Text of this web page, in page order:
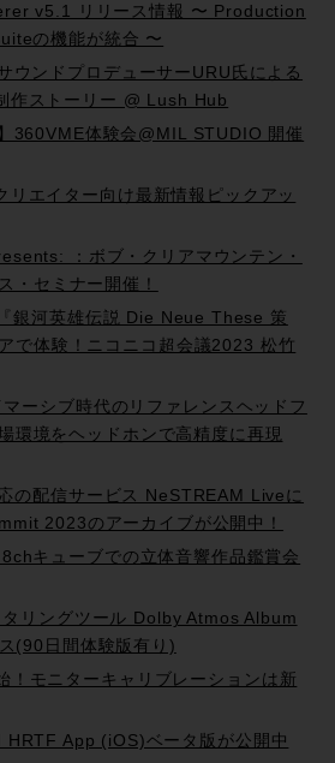
v5.1 リリース情報 〜 Production
の機能が統合 〜
ウンドプロデューサーURU氏による
作ストーリー @ Lush Hub
360VME体験会@MIL STUDIO 開催
エイター向け最新情報ピックアッ
：ボブ・クリアマウンテン・
・セミナー開催！
銀河英雄伝説 Die Neue These 策
で体験！ニコニコ超会議2023 松竹
ーシブ時代のリファレンスヘッドフ
環境をヘッドホンで高精度に再現
の配信サービス NeSTREAM Liveに
2023のアーカイブが公開中！
キューブでの立体音響作品鑑賞会
リングツール Dolby Atmos Album
(90日間体験版有り)
！モニターキャリブレーションは新
App (iOS)ベータ版が公開中